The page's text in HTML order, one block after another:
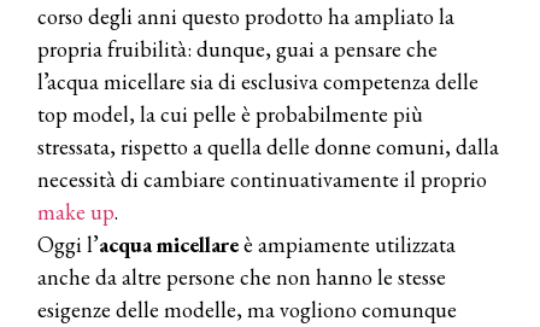
corso degli anni questo prodotto ha ampliato la
propria fruibilità: dunque, guai a pensare che
l’acqua micellare sia di esclusiva competenza delle
top model, la cui pelle è probabilmente più
stressata, rispetto a quella delle donne comuni, dalla
necessità di cambiare continuativamente il proprio
make up.
Oggi l’acquamicellareè ampiamente utilizzata
anche da altre persone che non hanno le stesse
esigenze delle modelle, ma vogliono comunque